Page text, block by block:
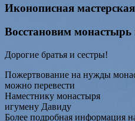
Иконописная
Восстановим монастырь
Дорогие братья и сестры!
Пожертвование на нужды
можно перевести
Наместнику монастыря
игумену Давиду
Более подробная информация